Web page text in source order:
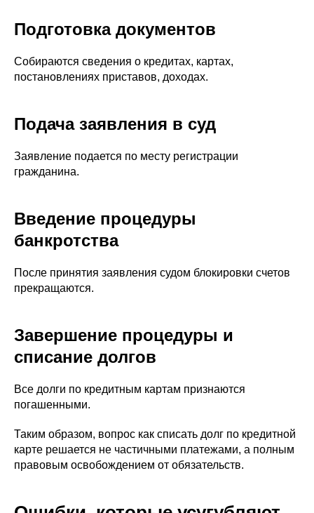
Подготовка документов
Собираются сведения о кредитах, картах,
постановлениях приставов, доходах.
Подача заявления в суд
Заявление подается по месту регистрации
гражданина.
Введение процедуры
банкротства
После принятия заявления судом блокировки счетов
прекращаются.
Завершение процедуры и
списание долгов
Все долги по кредитным картам признаются
погашенными.
Таким образом, вопрос как списать долг по кредитной
карте решается не частичными платежами, а полным
правовым освобождением от обязательств.